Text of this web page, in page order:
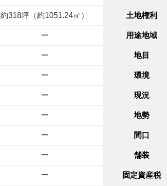
約318坪（約1051.24㎡） 土地権利
ー 用途地域
ー 地目
ー 環境
ー 現況
ー 地勢
ー 間口
ー 舗装
ー 固定資産税